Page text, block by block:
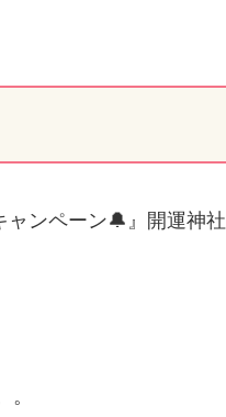
ンペーン🔔』開運神社